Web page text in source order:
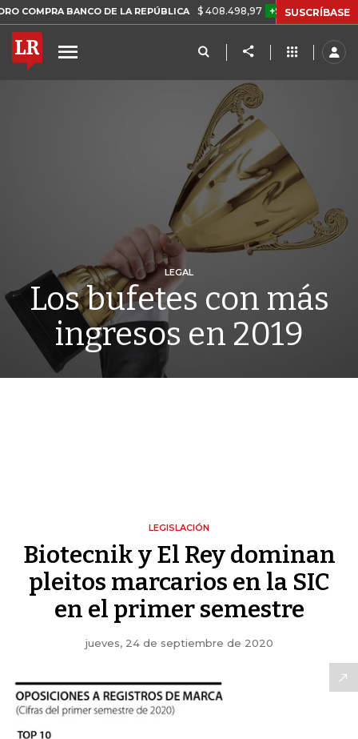
BANCO DE LA REPÚBLICA $ 408.498,97 +$ 8.753,81 +2,19%
SUSCRÍBASE
LEGAL
Los bufetes con más
ingresos en 2019
LEGISLACIÓN
Biotecnik y El Rey dominan
pleitos marcarios en la SIC
en el primer semestre
jueves, 24 de septiembre de 2020